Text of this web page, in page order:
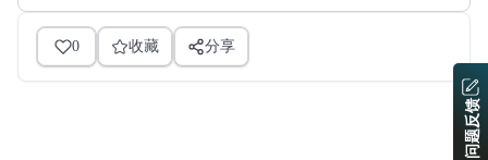
0 收藏 分享
问题反馈